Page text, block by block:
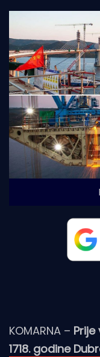
KOMARNA –
1718. godine